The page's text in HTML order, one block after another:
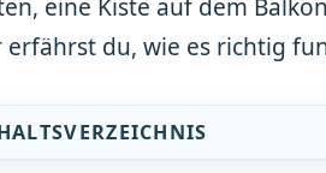
eine Kiste auf dem
erfährst du, wie es richtig